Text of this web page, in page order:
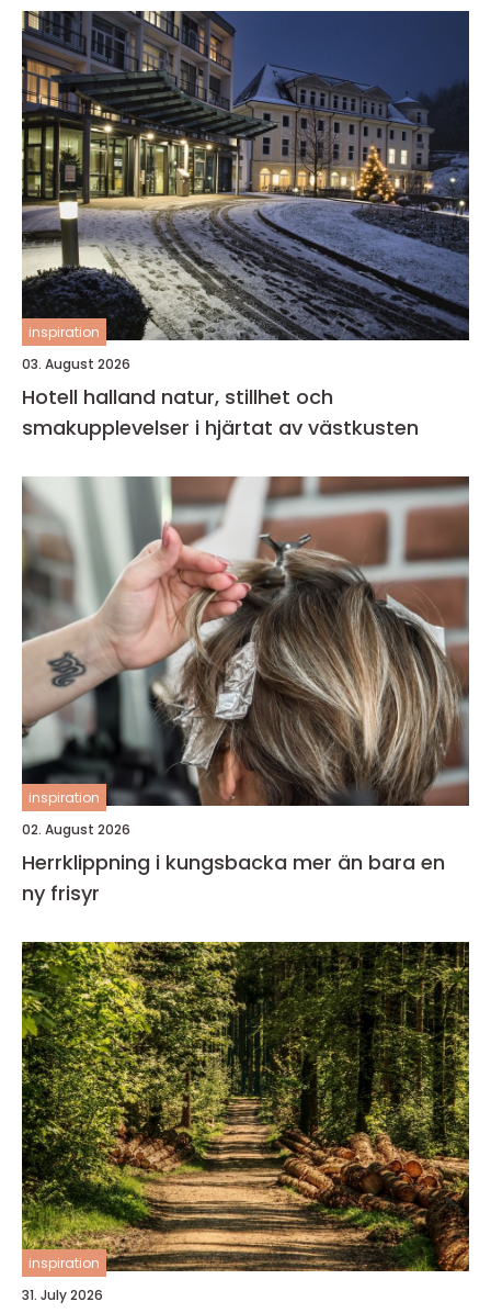
inspiration
03. August 2026
Hotell halland natur, stillhet och
smakupplevelser i hjärtat av västkusten
inspiration
02. August 2026
Herrklippning i kungsbacka mer än bara en
ny frisyr
inspiration
31. July 2026